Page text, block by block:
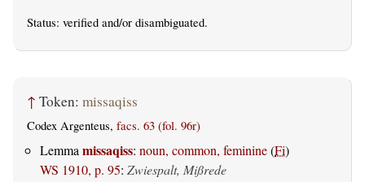
Status: verified and/or disambiguated.
↑ Token: missaqiss
Codex Argenteus, facs. 63 (fol. 96r)
Lemma missaqiss: noun, common, feminine(Fi)
WS 1910, p. 95: Zwiespalt, Mißrede